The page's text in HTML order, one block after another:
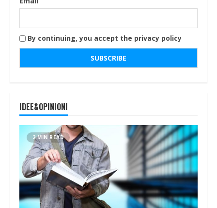
By continuing, you accept the privacy policy
IDEE&OPINIONI
2 MIN READ